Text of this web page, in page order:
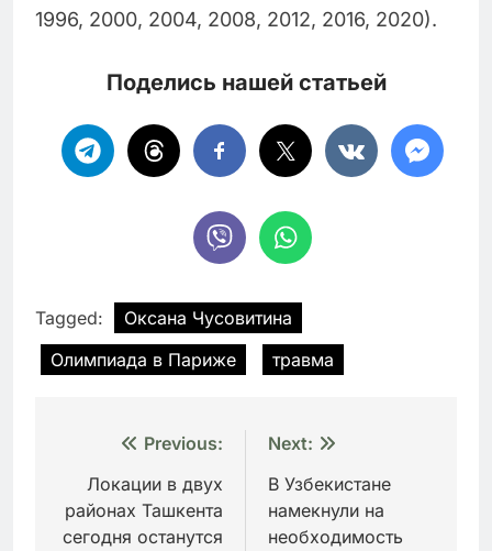
1996, 2000, 2004, 2008, 2012, 2016, 2020).
Поделись нашей статьей
Tagged:
Оксана Чусовитина
Олимпиада в Париже
травма
Навигация
по
записям
Previous:
Локации в двух
районах Ташкента
сегодня останутся
Next:
В Узбекистане
намекнули на
необходимость